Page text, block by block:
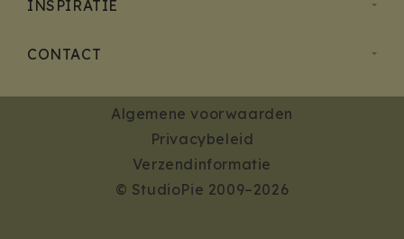
INSPIRATIE
CONTACT
Algemene voorwaarden
Privacybeleid
Verzendinformatie
© StudioPie 2009–2026